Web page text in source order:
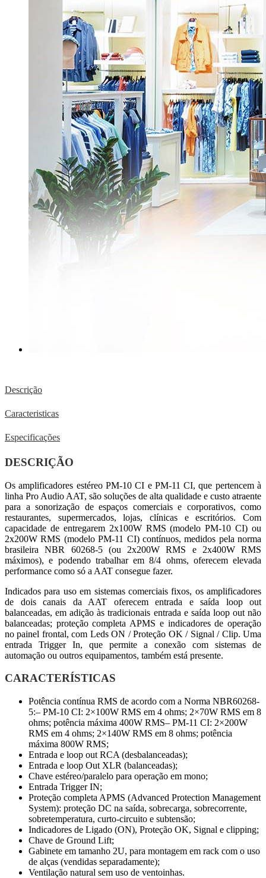
Descrição
Caracteristicas
Especificações
DESCRIÇÃO
Os amplificadores estéreo PM-10 CI e PM-11 CI, que pertencem à
linha Pro Audio AAT, são soluções de alta qualidade e custo atraente
para a sonorização de espaços comerciais e corporativos, como
restaurantes, supermercados, lojas, clínicas e escritórios. Com
capacidade de entregarem 2x100W RMS (modelo PM-10 CI) ou
2x200W RMS (modelo PM-11 CI) contínuos, medidos pela norma
brasileira NBR 60268-5 (ou 2x200W RMS e 2x400W RMS
máximos), e podendo trabalhar em 8/4 ohms, oferecem elevada
performance como só a AAT consegue fazer.
Indicados para uso em sistemas comerciais fixos, os amplificadores
de dois canais da AAT oferecem entrada e saída loop out
balanceadas, em adição às tradicionais entrada e saída loop out não
balanceadas; proteção completa APMS e indicadores de operação
no painel frontal, com Leds ON / Proteção OK / Signal / Clip. Uma
entrada Trigger In, que permite a conexão com sistemas de
automação ou outros equipamentos, também está presente.
CARACTERÍSTICAS
Potência contínua RMS de acordo com a Norma NBR60268-
5:– PM-10 CI: 2×100W RMS em 4 ohms; 2×70W RMS em 8
ohms; potência máxima 400W RMS– PM-11 CI: 2×200W
RMS em 4 ohms; 2×140W RMS em 8 ohms; potência
máxima 800W RMS;
Entrada e loop out RCA (desbalanceadas);
Entrada e loop Out XLR (balanceadas);
Chave estéreo/paralelo para operação em mono;
Entrada Trigger IN;
Proteção completa APMS (Advanced Protection Management
System): proteção DC na saída, sobrecarga, sobrecorrente,
sobretemperatura, curto-circuito e subtensão;
Indicadores de Ligado (ON), Proteção OK, Signal e clipping;
Chave de Ground Lift;
Gabinete em tamanho 2U, para montagem em rack com o uso
de alças (vendidas separadamente);
Ventilação natural sem uso de ventoinhas.